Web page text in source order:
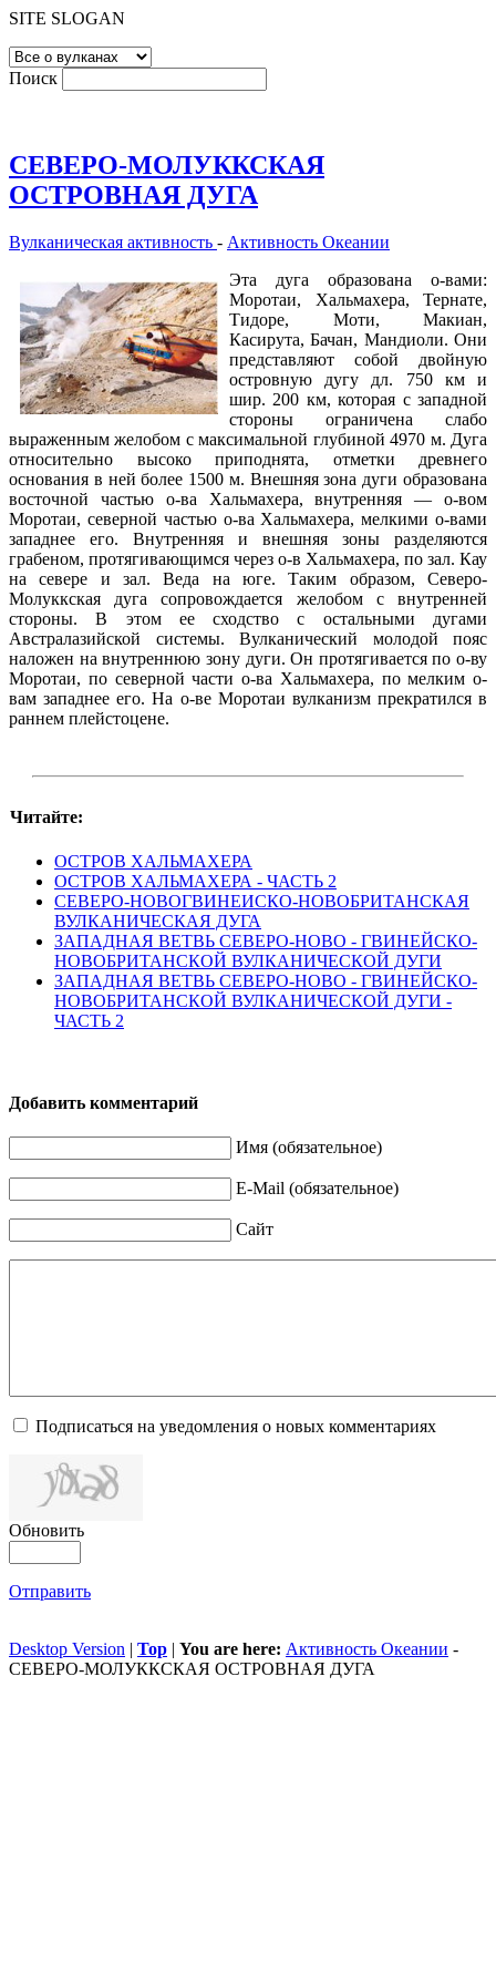
SITE SLOGAN
Поиск
СЕВЕРО-МОЛУККСКАЯ
ОСТРОВНАЯ ДУГА
Вулканическая активность - Активность Океании
Эта дуга образована о-вами:
Моротаи, Хальмахера, Тернате,
Тидоре, Моти, Макиан,
Касирута, Бачан, Мандиоли. Они
представляют собой двойную
островную дугу дл. 750 км и
шир. 200 км, которая с западной
стороны ограничена слабо
выраженным желобом с максимальной глубиной 4970 м. Дуга
относительно высоко приподнята, отметки древнего
основания в ней более 1500 м. Внешняя зона дуги образована
восточной частью о-ва Хальмахера, внутренняя — о-вом
Моротаи, северной частью о-ва Хальмахера, мелкими о-вами
западнее его. Внутренняя и внешняя зоны разделяются
грабеном, протягивающимся через о-в Хальмахера, по зал. Кау
на севере и зал. Веда на юге. Таким образом, Северо-
Молуккская дуга сопровождается желобом с внутренней
стороны. В этом ее сходство с остальными дугами
Австралазийской системы. Вулканический молодой пояс
наложен на внутреннюю зону дуги. Он протягивается по о-ву
Моротаи, по северной части о-ва Хальмахера, по мелким о-
вам западнее его. На о-ве Моротаи вулканизм прекратился в
раннем плейстоцене.
Читайте:
ОСТРОВ ХАЛЬМАХЕРА
ОСТРОВ ХАЛЬМАХЕРА - ЧАСТЬ 2
СЕВЕРО-НОВОГВИНЕИСКО-НОВОБРИТАНСКАЯ
ВУЛКАНИЧЕСКАЯ ДУГА
ЗАПАДНАЯ ВЕТВЬ СЕВЕРО-НОВО - ГВИНЕЙСКО-
НОВОБРИТАНСКОЙ ВУЛКАНИЧЕСКОЙ ДУГИ
ЗАПАДНАЯ ВЕТВЬ СЕВЕРО-НОВО - ГВИНЕЙСКО-
НОВОБРИТАНСКОЙ ВУЛКАНИЧЕСКОЙ ДУГИ -
ЧАСТЬ 2
Добавить комментарий
Имя (обязательное)
E-Mail (обязательное)
Сайт
Подписаться на уведомления о новых комментариях
Обновить
Отправить
Desktop Version | Top | You are here: Активность Океании -
СЕВЕРО-МОЛУККСКАЯ ОСТРОВНАЯ ДУГА